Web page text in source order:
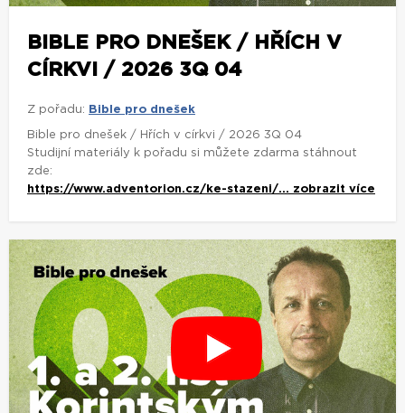
BIBLE PRO DNEŠEK / HŘÍCH V
CÍRKVI / 2026 3Q 04
Z pořadu: Bible pro dnešek
Bible pro dnešek / Hřích v církvi / 2026 3Q 04
Studijní materiály k pořadu si můžete zdarma stáhnout
zde:
https://www.adventorion.cz/ke-stazeni/... zobrazit více